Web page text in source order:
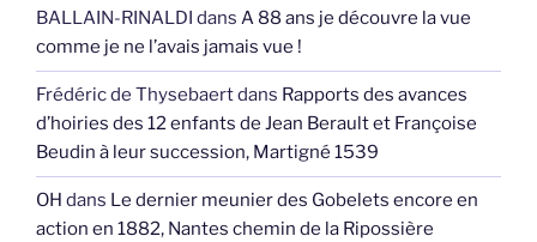
BALLAIN-RINALDI dans A 88 ans je découvre la vue
comme je ne l’avais jamais vue !
Frédéric de Thysebaertdans Rapports des avances
d’hoiries des 12 enfants de Jean Berault et Françoise
Beudin à leur succession, Martigné 1539
OH dans Le dernier meunier des Gobelets encore en
action en 1882, Nantes chemin de la Ripossière